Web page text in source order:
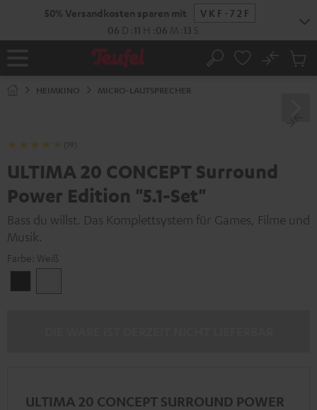
Startseite Suche
No
HEIMKINO MICRO-LAUTSPRECHER
(19)
ULTIMA 20 CONCEPT Surround
Power Edition "5.1-Set"
Bass du willst. Das Komplettsystem für Games, Filme und
Musik.
Farbe: Weiß
ULTIMA 20 CONCEPT SURROUND POWER